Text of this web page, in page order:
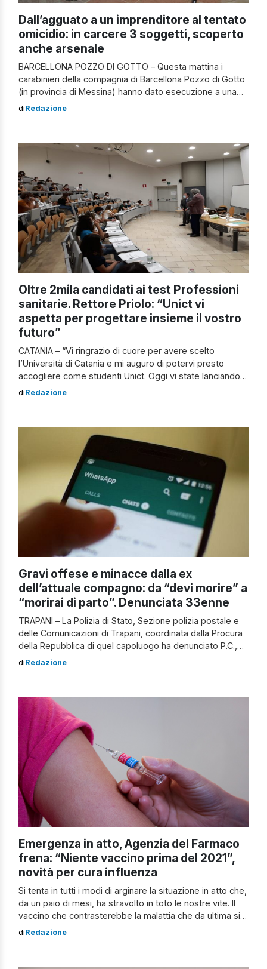
Dall’agguato a un imprenditore al tentato
omicidio: in carcere 3 soggetti, scoperto
anche arsenale
BARCELLONA POZZO DI GOTTO – Questa mattina i
carabinieri della compagnia di Barcellona Pozzo di Gotto
(in provincia di Messina) hanno dato esecuzione a una
ordinanza di custodia cautelare in carcere emessa dal
Antimafia della Procura della Repubblica di Messina, a
diRedazione
Oltre 2mila candidati ai test Professioni
sanitarie. Rettore Priolo: “Unict vi
aspetta per progettare insieme il vostro
futuro”
CATANIA – “Vi ringrazio di cuore per avere scelto
l’Università di Catania e mi auguro di potervi presto
accogliere come studenti Unict. Oggi vi state lanciando
in un mondo, in parte ancora ignoto, con una prova che
diRedazione
Gravi offese e minacce dalla ex
dell’attuale compagno: da “devi morire” a
“morirai di parto”. Denunciata 33enne
TRAPANI – La Polizia di Stato, Sezione polizia postale e
delle Comunicazioni di Trapani, coordinata dalla Procura
della Repubblica di quel capoluogo ha denunciato P.C.,
donna di 33 anni della provincia di Trapani, che
quest’ultima donna che lo […]
diRedazione
Emergenza in atto, Agenzia del Farmaco
frena: “Niente vaccino prima del 2021”,
novità per cura influenza
Si tenta in tutti i modi di arginare la situazione in atto che,
da un paio di mesi, ha stravolto in toto le nostre vite. Il
vaccino che contrasterebbe la malattia che da ultima si è
diffusa potrebbe essere pronto non prima della
diRedazione